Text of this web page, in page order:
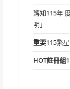
轉知115年
明」
重要115繁
HOT註冊組